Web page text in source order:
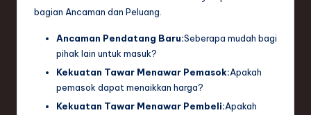
bagian Ancaman dan Peluang.
Ancaman Pendatang Baru:Seberapa mudah bagi
pihak lain untuk masuk?
Kekuatan Tawar Menawar Pemasok:Apakah
pemasok dapat menaikkan harga?
Kekuatan Tawar Menawar Pembeli:Apakah